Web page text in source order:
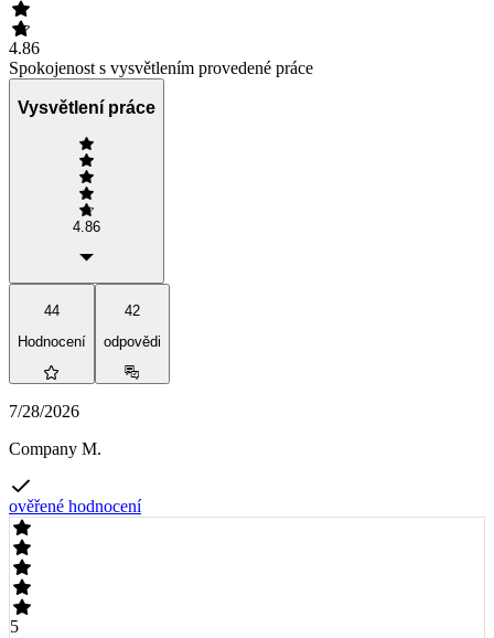
4.86
Spokojenost s vysvětlením provedené práce
Vysvětlení práce
4.86
44
Hodnocení
42
odpovědi
7/28/2026
Company M.
ověřené hodnocení
5